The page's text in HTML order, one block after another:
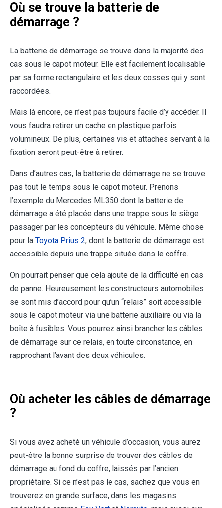
Où se trouve la batterie de
démarrage ?
La batterie de démarrage se trouve dans la majorité des
cas sous le capot moteur. Elle est facilement localisable
par sa forme rectangulaire et les deux cosses qui y sont
raccordées.
Mais là encore, ce n’est pas toujours facile d’y accéder. Il
vous faudra retirer un cache en plastique parfois
volumineux. De plus, certaines vis et attaches servant à la
fixation seront peut-être à retirer.
Dans d’autres cas, la batterie de démarrage ne se trouve
pas tout le temps sous le capot moteur. Prenons
l’exemple du Mercedes ML350 dont la batterie de
démarrage a été placée dans une trappe sous le siège
passager par les concepteurs du véhicule. Même chose
pour la Toyota Prius 2, dont la batterie de démarrage est
accessible depuis une trappe située dans le coffre.
On pourrait penser que cela ajoute de la difficulté en cas
de panne. Heureusement les constructeurs automobiles
se sont mis d’accord pour qu’un “relais” soit accessible
sous le capot moteur via une batterie auxiliaire ou via la
boîte à fusibles. Vous pourrez ainsi brancher les câbles
de démarrage sur ce relais, en toute circonstance, en
rapprochant l’avant des deux véhicules.
Où acheter les câbles de démarrage
?
Si vous avez acheté un véhicule d’occasion, vous aurez
peut-être la bonne surprise de trouver des câbles de
démarrage au fond du coffre, laissés par l’ancien
propriétaire. Si ce n’est pas le cas, sachez que vous en
trouverez en grande surface, dans les magasins